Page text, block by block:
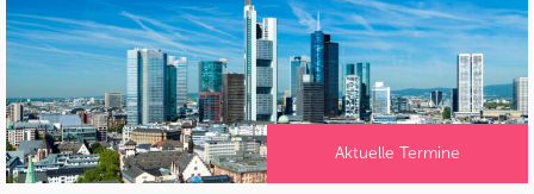
Aktuelle Termine